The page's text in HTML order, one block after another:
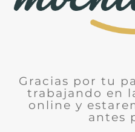
Gracias por tu
trabajando en
online y
antes